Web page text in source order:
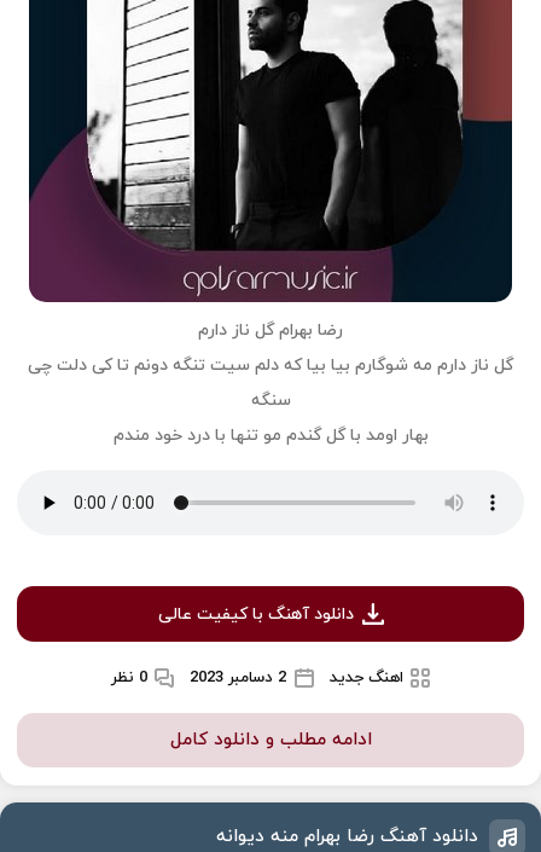
رضا بهرام گل ناز دارم
گل ناز دارم مه شوگارم بیا بیا که دلم سیت تنگه دونم تا کی دلت چی
سنگه
بهار اومد با گل گندم مو تنها با درد خود مندم
دانلود آهنگ با کیفیت عالی
اهنگ جدید 2 دسامبر 2023 0 نظر
ادامه مطلب و دانلود کامل
دانلود آهنگ رضا بهرام منه دیوانه